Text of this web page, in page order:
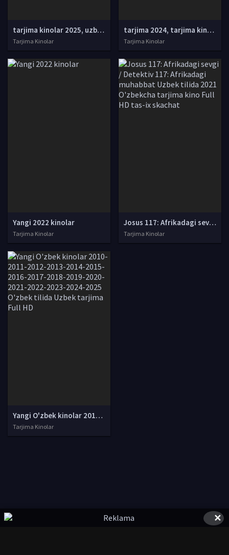
tarjima kinolar 2025, uzbek tarjima kinolar 2025, tarjima kinolar uzbek tilida 2025, tarjima kinolar o zbek 2025, tarjima kinolar o zbek tilida 2025, yangi tarjima kinolar 2025, uzmovi tarjima kinolar 2025, uzmovi com tarjima kinolar 2025, uzbekcha t
Tarjima Kinolar
tarjima 2024, tarjima kinolar 2024, uzbek tarjima 2024, tarjima kinolar tilida tilida 2024, uzbek tilida tarjima 2024, kino tarjima 2024, uzbek tarjima kinolar 2024, tarjima kinolar 2024 uzbek tilida, tarjima kinolar 2024 o zbek, tarjima kinolar 2024
Tarjima Kinolar
Yangi 2022 kinolar
Tarjima Kinolar
Josus 117: Afrikadagi sevgi / Detektiv 117: Afrikadagi muhabbat Uzbek tilida 2021 O'zbekcha tarjima kino Full HD tas-ix skachat
Tarjima Kinolar
Yangi O'zbek kinolar 2010-2011-2012-2013-2014-2015-2016-2017-2018-2019-2020-2021-2022-2023-2024-2025 O'zbek tilida Uzbek tarjima Full HD
Tarjima Kinolar
✕